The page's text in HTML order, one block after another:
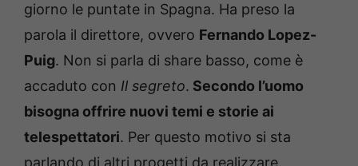
giorno le puntate in Spagna. Ha preso la
parola il direttore, ovvero Fernando Lopez-
Puig. Non si parla di share basso, come è
accaduto con Il segreto. Secondo l’uomo
bisogna offrire nuovi temi e storie ai
telespettatori. Per questo motivo si sta
parlando di altri progetti da realizzare.